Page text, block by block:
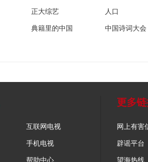
正大综艺 人口
典籍里的中国 中国诗词大会
互联网电视
手机电视
帮助中心
更多
网上有害
辟谣平台
望海热线